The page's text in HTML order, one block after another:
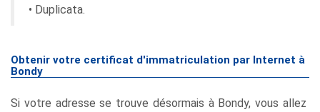
• Duplicata.
Obtenir votre certificat d'immatriculation par Internet à
Bondy
Si votre adresse se trouve désormais à Bondy, vous allez